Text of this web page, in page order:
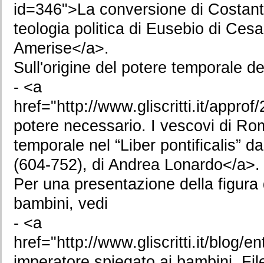
id=346">La conversione di
teologia politica di Eusebio di
Amerise</a>.
Sull'origine del potere temporale
- <a
href="http://www.gliscritti.it/
potere necessario. I vescovi di
temporale nel “Liber pontificalis”
(604-752), di Andrea Lonardo</a>.
Per una presentazione della
bambini, vedi
- <a
href="http://www.gliscritti.it/blog/